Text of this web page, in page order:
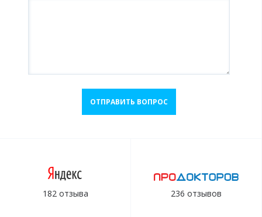
ОТПРАВИТЬ ВОПРОС
182 отзыва 236 отзывов